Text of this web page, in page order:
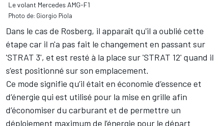
Le volant Mercedes AMG-F1
Photo de: Giorgio Piola
Dans le cas de Rosberg, il apparaît qu'il a oublié cette
étape car il n'a pas fait le changement en passant sur
'STRAT 3', et est resté à la place sur 'STRAT 12' quand il
s’est positionné sur son emplacement.
Ce mode signifie qu’il était en économie d’essence et
d’énergie qui est utilisé pour la mise en grille afin
d’économiser du carburant et de permettre un
déploiement maximum de l’énergie pour le départ